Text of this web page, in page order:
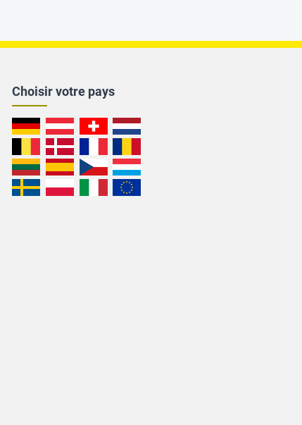
Choisir votre pays